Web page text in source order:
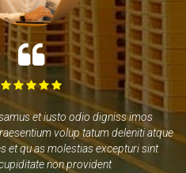
et iusto odio digniss imos
volup tatum deleniti atque
et qu as molestias excepturi sint
non provident